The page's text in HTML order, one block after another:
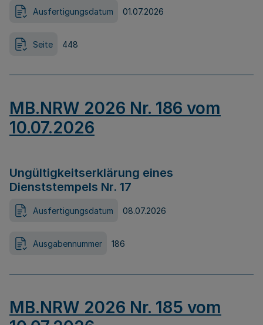
Ausfertigungsdatum 01.07.2026
Seite 448
MB.NRW 2026 Nr. 186 vom
10.07.2026
Ungültigkeitserklärung eines
Dienststempels Nr. 17
Ausfertigungsdatum 08.07.2026
Ausgabennummer 186
MB.NRW 2026 Nr. 185 vom